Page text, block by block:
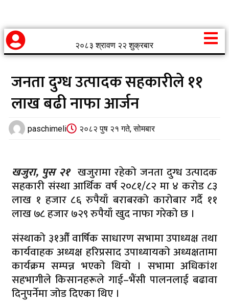
२०८३ श्रावण २२ शुक्रबार
जनता दुग्ध उत्पादक सहकारीले ११
लाख बढी नाफा आर्जन
paschimeli २०८२ पुष २१ गते, सोमबार
खजुरा, पुस २१ खजुरामा रहेको जनता दुग्ध उत्पादक
सहकारी संस्था आर्थिक वर्ष २०८१/८२ मा ४ करोड ८३
लाख १ हजार ८६ रुपैयाँ बराबरको कारोबार गर्दै ११
लाख ७८ हजार ७२९ रुपैयाँ खुद नाफा गरेको छ ।
संस्थाको ३१औँ वार्षिक साधारण सभामा उपाध्यक्ष तथा
कार्यवाहक अध्यक्ष हरिप्रसाद उपाध्यायको अध्यक्षतामा
कार्यक्रम सम्पन्न भएको थियो । सभामा अधिकांश
सहभागीले किसानहरूले गाई–भैंसी पालनलाई बढावा
दिनुपर्नेमा जोड दिएका थिए ।